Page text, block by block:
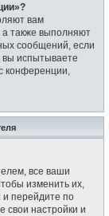
вам
а также выполняют
сообщений, если
вы испытываете
конференции,
все ваши
изменить их,
и перейдите по
свои настройки и